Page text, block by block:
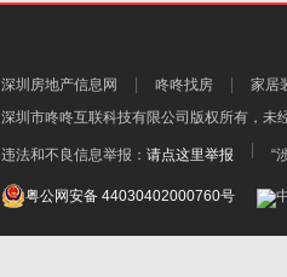
深圳房地产信息网 咚咚找房 家居
深圳市咚咚互联科技有限公司 版权所有，未
违法和不良信息举报： 请点这里举报 “
粤公网安备 44030402000760号